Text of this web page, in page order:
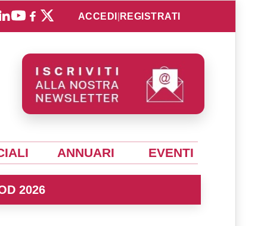
ACCEDI REGISTRATI
ANNUARI EVENTI
2026